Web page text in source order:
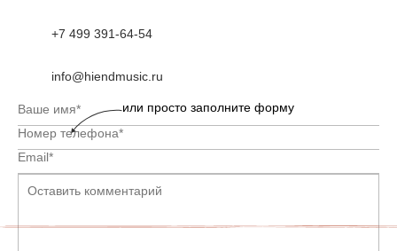
+7 499 391-64-54
info@hiendmusic.ru
или просто заполните форму